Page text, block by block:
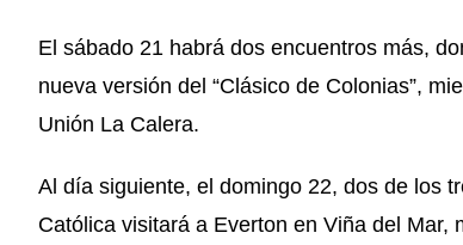
El sábado 21 habrá dos encuentros más,
nueva versión del “Clásico de Colonias”,
Unión La Calera.
Al día siguiente, el domingo 22, dos de los
Católica visitará a Everton en Viña del